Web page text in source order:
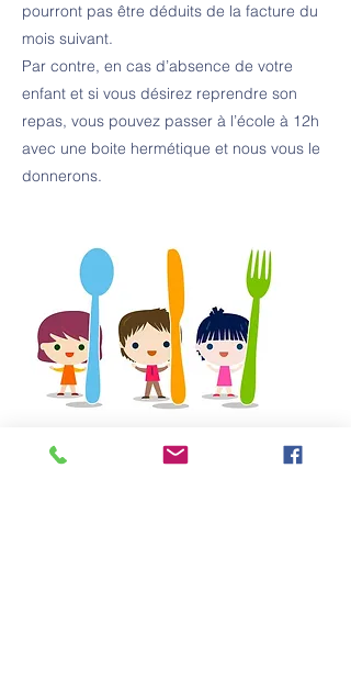
pourront pas être déduits de la facture du
mois suivant.
Par contre, en cas d’absence de votre
enfant et si vous désirez reprendre son
repas, vous pouvez passer à l’école à 12h
avec une boite hermétique et nous vous le
donnerons.